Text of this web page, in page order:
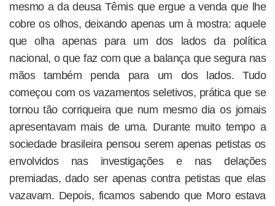
mesmo a da deusa Têmis que ergue a venda que lhe
cobre os olhos, deixando apenas um à mostra: aquele
que olha apenas para um dos lados da política
nacional, o que faz com que a balança que segura nas
mãos também penda para um dos lados. Tudo
começou com os vazamentos seletivos, prática que se
tornou tão corriqueira que num mesmo dia os jornais
apresentavam mais de uma. Durante muito tempo a
sociedade brasileira pensou serem apenas petistas os
envolvidos nas investigações e nas delações
premiadas, dado ser apenas contra petistas que elas
vazavam. Depois, ficamos sabendo que Moro estava